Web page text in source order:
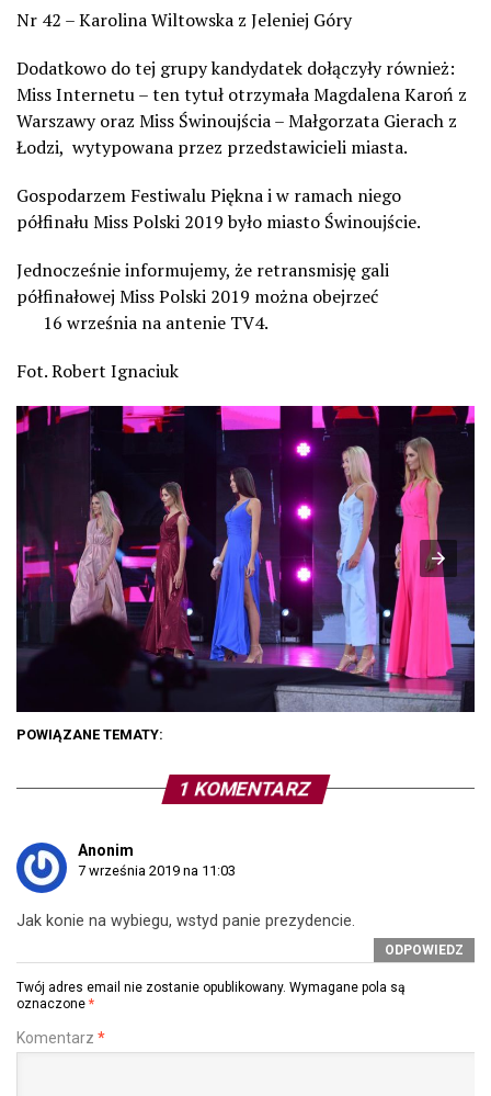
Nr 42 – Karolina Wiltowska z Jeleniej Góry
Dodatkowo do tej grupy kandydatek dołączyły również:
Miss Internetu – ten tytuł otrzymała Magdalena Karoń z
Warszawy oraz Miss Świnoujścia – Małgorzata Gierach z
Łodzi, wytypowana przez przedstawicieli miasta.
Gospodarzem Festiwalu Piękna i w ramach niego
półfinału Miss Polski 2019 było miasto Świnoujście.
Jednocześnie informujemy, że retransmisję gali
półfinałowej Miss Polski 2019 można obejrzeć
16 września na antenie TV4.
Fot. Robert Ignaciuk
POWIĄZANE TEMATY:
1 KOMENTARZ
Anonim
7 września 2019 na 11:03
Jak konie na wybiegu, wstyd panie prezydencie.
ODPOWIEDZ
Twój adres email nie zostanie opublikowany. Wymagane pola są
oznaczone *
Komentarz *